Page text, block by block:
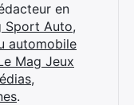
en
Sport Auto,
automobile
Mag Jeux
.